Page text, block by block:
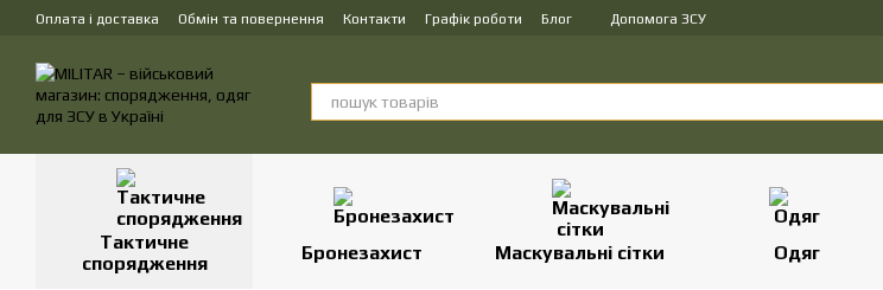
Перейти до основного контенту
Оплата і доставка Обмін та повернення Контакти Графік роботи Блог Допомога ЗСУ
Тактичне
спорядження
Бронезахист Маскувальні сітки Одяг